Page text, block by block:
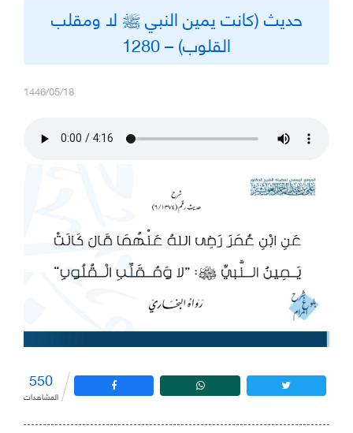
حديث (كانت يمين النبي ﷺ لا ومقلب
القلوب) – 1280
1446/05/18
550
المشاهدات